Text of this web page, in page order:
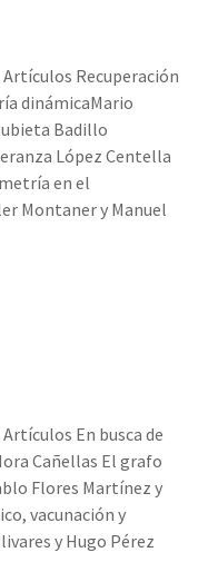
Recuperación
dinámicaMario
Badillo
López Centella
en el
Montaner y Manuel
En busca de
Cañellas El grafo
Flores Martínez y
vacunación y
y Hugo Pérez